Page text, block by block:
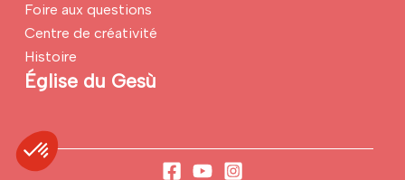
Foire aux questions
Centre de créativité
Histoire
Église du Gesù